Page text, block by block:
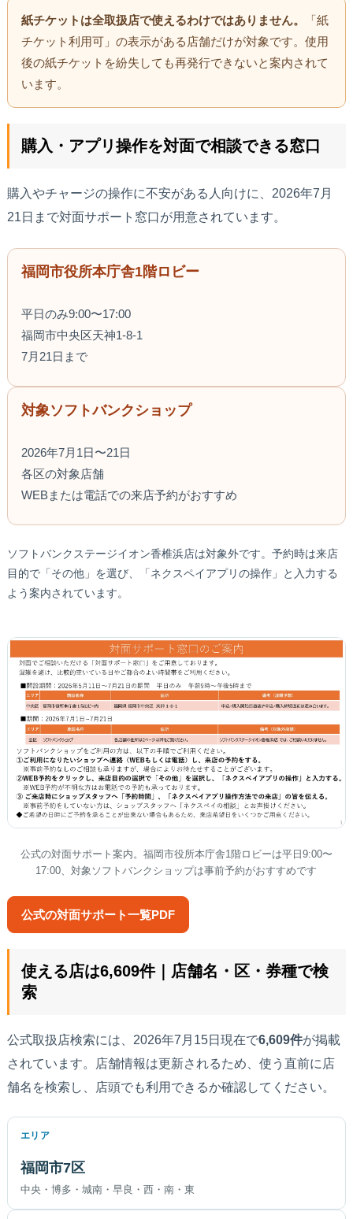
紙チケットは全取扱店で使えるわけではありません。
「紙
チケット利用可」の表示がある店舗だけが対象です。使用
後の紙チケットを紛失しても再発行できないと案内されて
います。
購入・アプリ操作を対面で相談できる窓口
購入やチャージの操作に不安がある人向けに、2026年7月
21日まで対面サポート窓口が用意されています。
福岡市役所本庁舎1階ロビー
平日のみ9:00〜17:00
福岡市中央区天神1-8-1
7月21日まで
対象ソフトバンクショップ
2026年7月1日〜21日
各区の対象店舗
WEBまたは電話での来店予約がおすすめ
ソフトバンクステージイオン香椎浜店は対象外です。予約時は来店
目的で「その他」を選び、「ネクスペイアプリの操作」と入力する
よう案内されています。
公式の対面サポート案内。福岡市役所本庁舎1階ロビーは平日9:00〜
17:00、対象ソフトバンクショップは事前予約がおすすめです
公式の対面サポート一覧PDF
使える店は6,609件｜店舗名・区・券種で検
索
公式取扱店検索には、2026年7月15日現在で6,609件が掲載
されています。店舗情報は更新されるため、使う直前に店
舗名を検索し、店頭でも利用できるか確認してください。
エリア
福岡市7区
中央・博多・城南・早良・西・南・東